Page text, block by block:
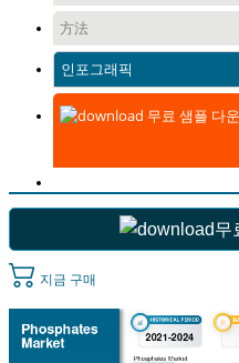
方法
인포그래픽
무료 샘플 다
무
지금 구매